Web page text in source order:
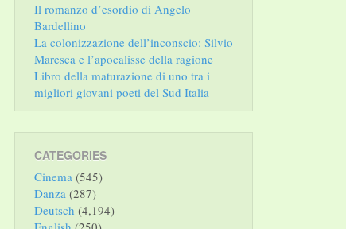
Il romanzo d’esordio di Angelo
Bardellino
La colonizzazione dell’inconscio: Silvio
Maresca e l’apocalisse della ragione
Libro della maturazione di uno tra i
migliori giovani poeti del Sud Italia
CATEGORIES
Cinema (545)
Danza (287)
Deutsch (4,194)